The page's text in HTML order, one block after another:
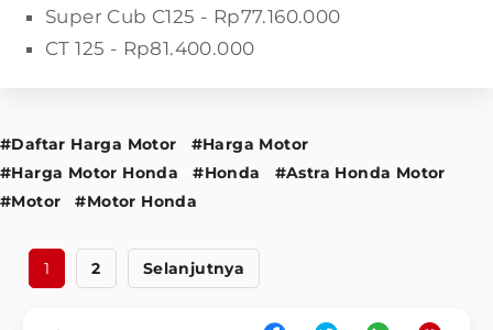
Super Cub C125 - Rp77.160.000
CT 125 - Rp81.400.000
#Daftar Harga Motor
#Harga Motor
#Harga Motor Honda
#Honda
#Astra Honda Motor
#Motor
#Motor Honda
1 2 Selanjutnya